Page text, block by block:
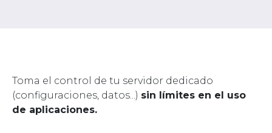
Toma el control de tu servidor dedicado
(configuraciones, datos...) sin límites en el uso
de aplicaciones.